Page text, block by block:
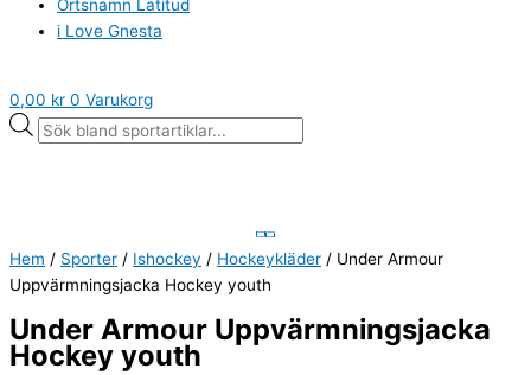
Ortsnamn Latitud
i Love Gnesta
0,00 kr 0 Varukorg
Hem / Sporter / Ishockey / Hockeykläder / Under Armour
Uppvärmningsjacka Hockey youth
Under Armour Uppvärmningsjacka
Hockey youth